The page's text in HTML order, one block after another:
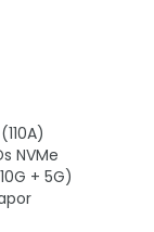
NVMe
+ 5G)